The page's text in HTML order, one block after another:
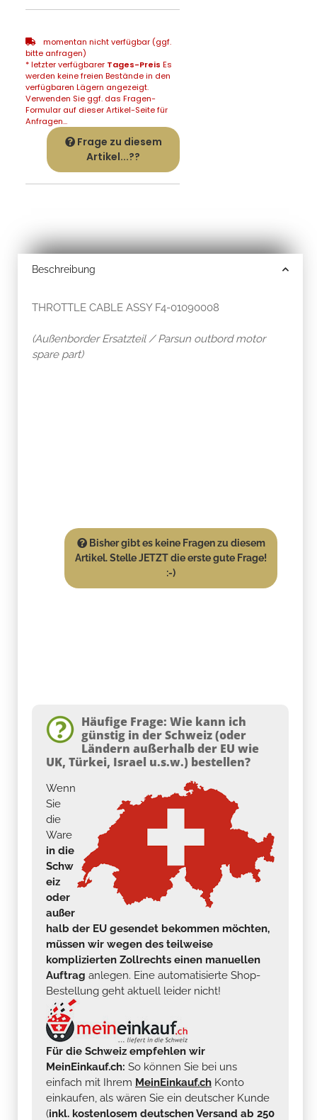
momentan nicht verfügbar (ggf.
bitte anfragen)
* letzter verfügbarer Tages-Preis Es
werden keine freien Bestände in den
verfügbaren Lägern angezeigt.
Verwenden Sie ggf. das Fragen-
Formular auf dieser Artikel-Seite für
Anfragen...
Frage zu diesem
Artikel...??
Beschreibung
THROTTLE CABLE ASSY F4-01090008
(Außenborder Ersatzteil / Parsun outbord motor
spare part)
Bisher gibt es keine Fragen zu diesem
Artikel. Stelle JETZT die erste gute Frage!
:-)
Häufige Frage: Wie kann ich
günstig in der Schweiz (oder
Ländern außerhalb der EU wie
UK, Türkei, Israel u.s.w.) bestellen?
Wenn
Sie
die
Ware
in die
Schw
eiz
oder
außer
halb der EU gesendet bekommen möchten,
müssen wir wegen des teilweise
komplizierten Zollrechts einen manuellen
Auftrag anlegen. Eine automatisierte Shop-
Bestellung geht aktuell leider nicht!
Für die Schweiz empfehlen wir
MeinEinkauf.ch: So können Sie bei uns
einfach mit Ihrem MeinEinkauf.ch Konto
einkaufen, als wären Sie ein deutscher Kunde
(inkl. kostenlosem deutschen Versand ab 250